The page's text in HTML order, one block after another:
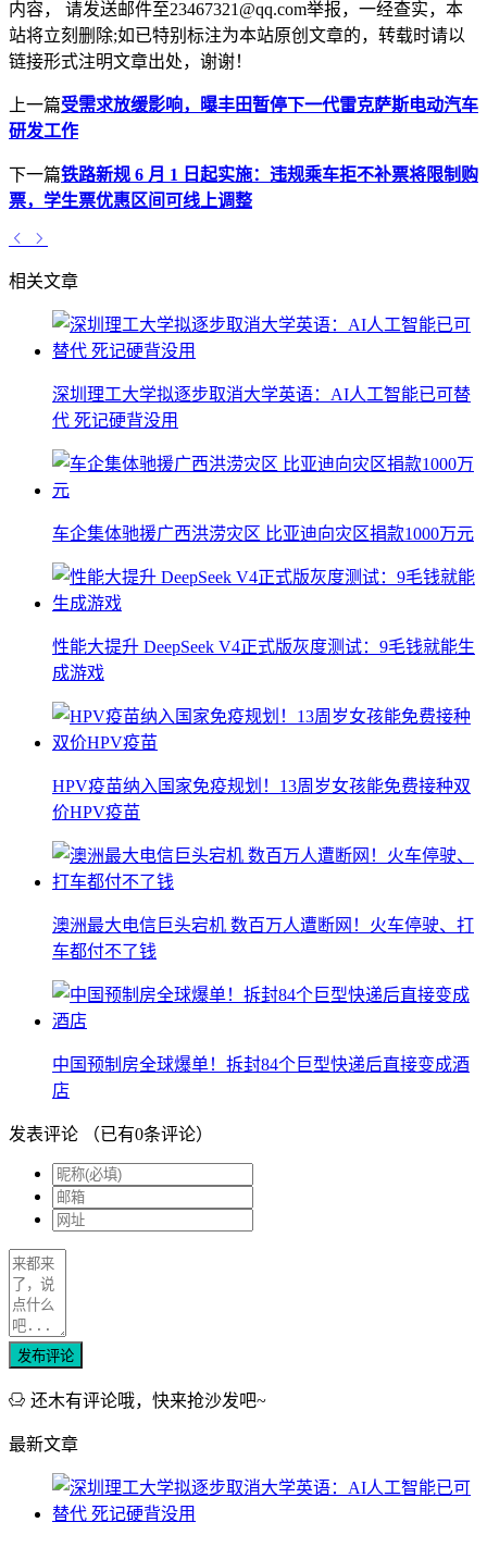
内容， 请发送邮件至23467321@qq.com举报，一经查实，本
站将立刻删除;如已特别标注为本站原创文章的，转载时请以
链接形式注明文章出处，谢谢！
上一篇受需求放缓影响，曝丰田暂停下一代雷克萨斯电动汽车
研发工作
下一篇铁路新规 6 月 1 日起实施：违规乘车拒不补票将限制购
票，学生票优惠区间可线上调整
相关文章
深圳理工大学拟逐步取消大学英语：AI人工智能已可替
代 死记硬背没用
车企集体驰援广西洪涝灾区 比亚迪向灾区捐款1000万元
性能大提升 DeepSeek V4正式版灰度测试：9毛钱就能生
成游戏
HPV疫苗纳入国家免疫规划！13周岁女孩能免费接种双
价HPV疫苗
澳洲最大电信巨头宕机 数百万人遭断网！火车停驶、打
车都付不了钱
中国预制房全球爆单！拆封84个巨型快递后直接变成酒
店
发表评论 （已有0条评论）
发布评论
还木有评论哦，快来抢沙发吧~
最新文章